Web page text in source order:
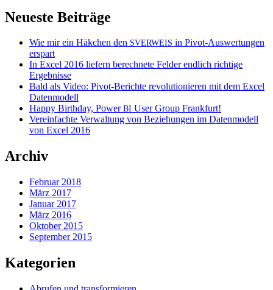
Neueste Beiträge
Wie mir ein Häkchen den SVERWEIS in Pivot-Auswertungen
erspart
In Excel 2016 liefern berechnete Felder endlich richtige
Ergebnisse
Bald als Video: Pivot-Berichte revolutionieren mit dem Excel
Datenmodell
Happy Birthday, PowerBI User Group Frankfurt!
Vereinfachte Verwaltung von Beziehungen im Datenmodell
von Excel 2016
Archiv
Februar 2018
März 2017
Januar 2017
März 2016
Oktober 2015
September 2015
Kategorien